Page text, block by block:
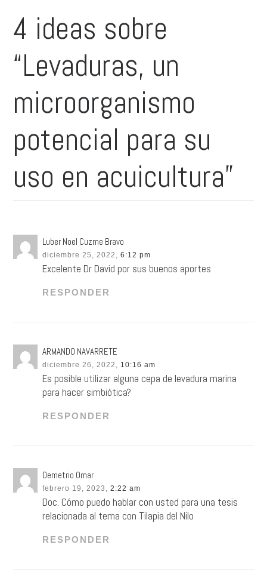
4 ideas sobre
“Levaduras, un
microorganismo
potencial para su
uso en acuicultura”
Luber Noel Cuzme Bravo
diciembre 25, 2022, 6:12 pm
Excelente Dr David por sus buenos aportes
RESPONDER
ARMANDO NAVARRETE
diciembre 26, 2022, 10:16 am
Es posible utilizar alguna cepa de levadura marina
para hacer simbiótica?
RESPONDER
Demetrio Omar
febrero 19, 2023, 2:22 am
Doc. Cómo puedo hablar con usted para una tesis
relacionada al tema con Tilapia del Nilo
RESPONDER